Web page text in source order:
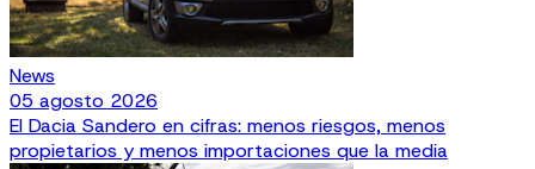
News
05 agosto 2026
El Dacia Sandero en cifras: menos riesgos, menos
propietarios y menos importaciones que la media